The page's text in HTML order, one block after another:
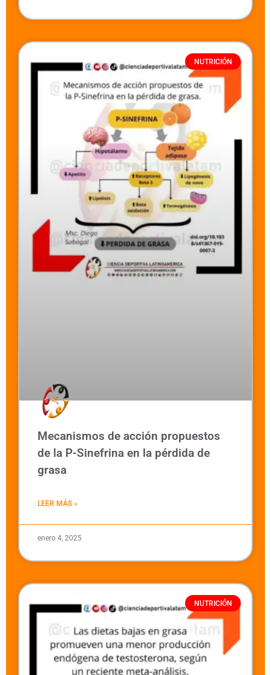
NUTRICIÓN
Mecanismos de acción propuestos
de la P-Sinefrina en la pérdida de
grasa
LEER MÁS »
enero 4, 2025
NUTRICIÓN